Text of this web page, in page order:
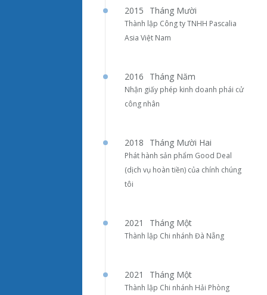
2015 Tháng Mười
Thành lập Công ty TNHH Pascalia
Asia Việt Nam
2016 Tháng Năm
Nhận giấy phép kinh doanh phái cử
công nhân
2018 Tháng Mười Hai
Phát hành sản phẩm Good Deal
(dịch vụ hoàn tiền) của chính chúng
tôi
2021 Tháng Một
Thành lập Chi nhánh Đà Nẵng
2021 Tháng Một
Thành lập Chi nhánh Hải Phòng